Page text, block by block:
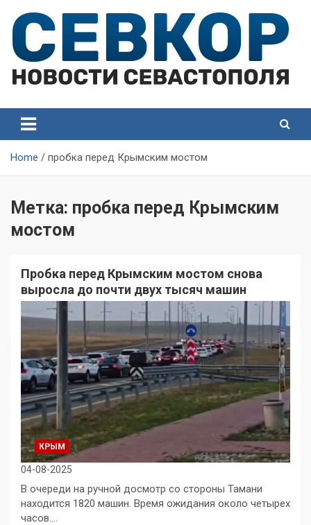
content
Севастополя
Севастополя
Home пробка перед Крымским мостом
Метка: пробка перед Крымским
мостом
Пробка перед Крымским мостом снова
выросла до почти двух тысяч машин
КРЫМ
04-08-2025
В очереди на ручной досмотр со стороны Тамани
находится 1820 машин. Время ожидания около четырех
часов.…